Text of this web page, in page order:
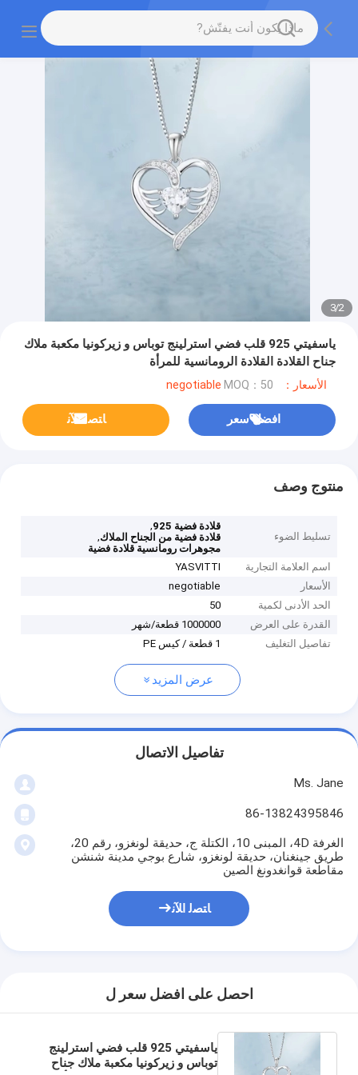
2
/
3
ياسفيتي 925 قلب فضي استرلينج توباس و زيركونيا مكعبة ملاك
جناح القلادة القلادة الرومانسية للمرأة
الأسعار：negotiable MOQ：50
افضل سعر ﺎﺘﺼﻟ ﺍﻶﻧ
منتوج وصف
تسليط الضوء
قلادة فضية 925
,
قلادة فضية من الجناح الملاك,
مجوهرات رومانسية قلادة فضية
اسم العلامة التجارية
YASVITTI
الأسعار
negotiable
الحد الأدنى لكمية
50
القدرة على العرض
1000000 قطعة/شهر
تفاصيل التغليف
1 قطعة / كيس PE
عرض المزيد
تفاصيل الاتصال
Ms. Jane
86-13824395846
الغرفة 4D، المبنى 10، الكتلة ج، حديقة لونغزو، رقم 20،
طريق جينغنان، حديقة لونغزو، شارع بوجي مدينة شنشن
مقاطعة قوانغدونغ الصين
ﺎﺘﺼﻟ ﺍﻶﻧ
احصل على افضل سعر ل
ياسفيتي 925 قلب فضي استرلينج
توباس و زيركونيا مكعبة ملاك جناح